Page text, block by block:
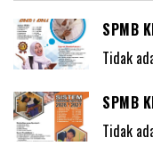
SPMB
Tidak
SPMB
Tidak